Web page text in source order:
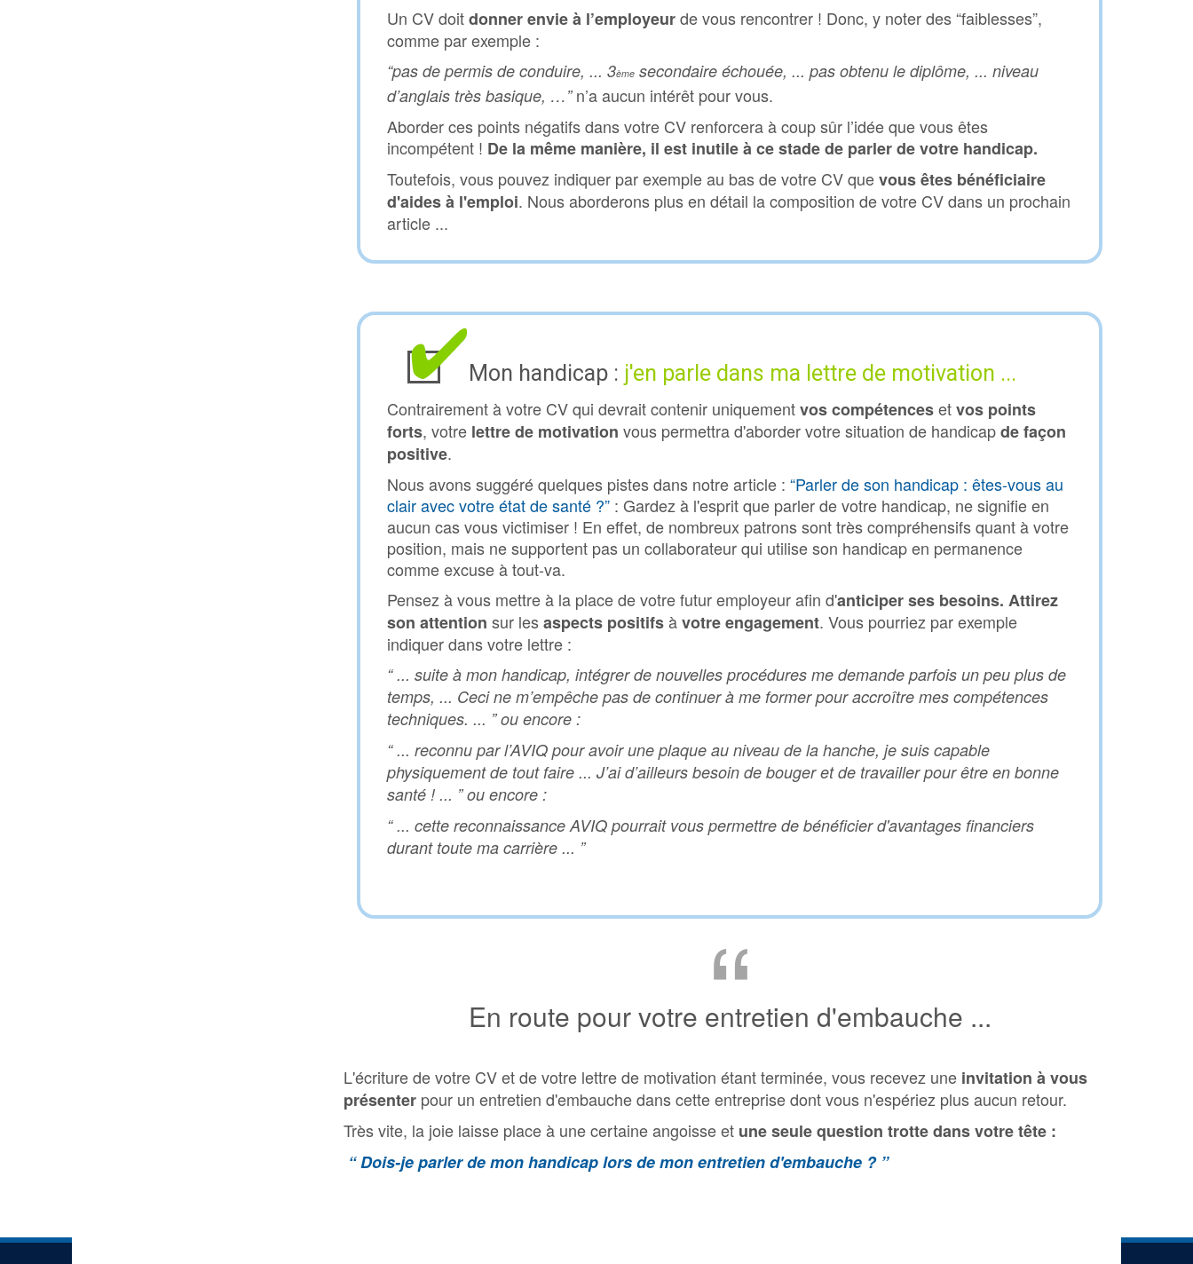
webmaster
Un CV doitdonner envie à l’employeurde vous rencontrer ! Donc, y noter des “faiblesses”,
comme par exemple :
“pas de permis de conduire, ... 3ème secondaire échouée, ... pas obtenu le diplôme, ... niveau
d’anglais très basique, …” n’a aucun intérêt pour vous.
Aborder ces points négatifs dans votre CV renforcera à coup sûr l’idée que vous êtes
incompétent ! De la même manière, il est inutile à ce stade de parler de votre handicap.
Toutefois, vous pouvez indiquer par exemple au bas de votre CV quevous êtes bénéficiaire
d'aides à l'emploi. Nous aborderons plus en détail la composition de votre CV dans un prochain
article ...
Mon handicap : j'en parle dans ma lettre de motivation ...
Contrairement à votre CV qui devrait contenir uniquementvos compétencesetvos points
forts, votre lettre de motivation vous permettra d'aborder votre situation de handicapde façon
positive.
Nous avons suggéré quelques pistes dans notre article : “Parler de son handicap : êtes-vous au
clair avec votre état de santé ?” : Gardez à l'esprit que parler de votre handicap, ne signifie en
aucun cas vous victimiser ! En effet, de nombreux patrons sont très compréhensifs quant à votre
position, mais ne supportent pas un collaborateur qui utilise son handicap en permanence
comme excuse à tout-va.
Pensez à vous mettre à la place de votre futur employeur afin d'anticiper ses besoins. Attirez
son attention sur lesaspects positifsàvotre engagement. Vous pourriez par exemple
indiquer dans votre lettre :
“ ... suite à mon handicap, intégrer de nouvelles procédures me demande parfois un peu plus de
temps, ... Ceci ne m’empêche pas de continuer à me former pour accroître mes compétences
techniques. ... ” ou encore :
“ ... reconnu par l’AVIQ pour avoir une plaque au niveau de la hanche, je suis capable
physiquement de tout faire ... J’ai d’ailleurs besoin de bouger et de travailler pour être en bonne
santé ! ... ” ou encore :
“ ... cette reconnaissance AVIQ pourrait vous permettre de bénéficier d'avantages financiers
durant toute ma carrière ... ”
“
En route pour votre entretien d'embauche ...
L'écriture de votre CV et de votre lettre de motivation étant terminée, vous recevez une invitation à vous
présenter pour un entretien d'embauche dans cette entreprise dont vous n'espériez plus aucun retour.
Très vite, la joie laisse place à une certaine angoisse et une seule question trotte dans votre tête :
“ Dois-je parler de mon handicap lors de mon entretien d'embauche ? ”